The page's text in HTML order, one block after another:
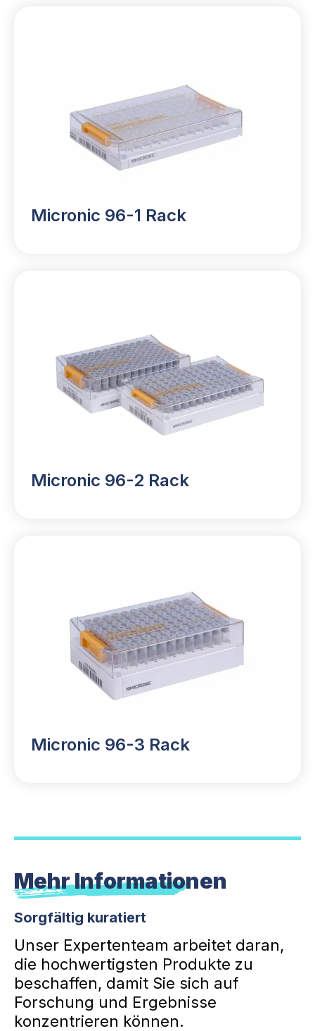
Micronic 96-1 Rack
Micronic 96-2 Rack
Micronic 96-3 Rack
Mehr Informationen
Sorgfältig kuratiert
Unser Expertenteam arbeitet daran,
die hochwertigsten Produkte zu
beschaffen, damit Sie sich auf
Forschung und Ergebnisse
konzentrieren können.